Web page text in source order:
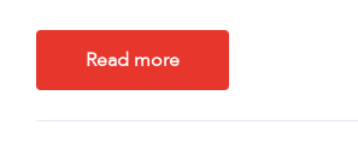
Read more